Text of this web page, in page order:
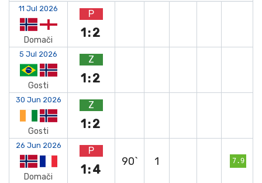
11 Jul 2026
Domači
P
1:2
5 Jul 2026
Gosti
Z
1:2
30 Jun 2026
Gosti
Z
1:2
26 Jun 2026
Domači
P
1:4
90` 1 7.9